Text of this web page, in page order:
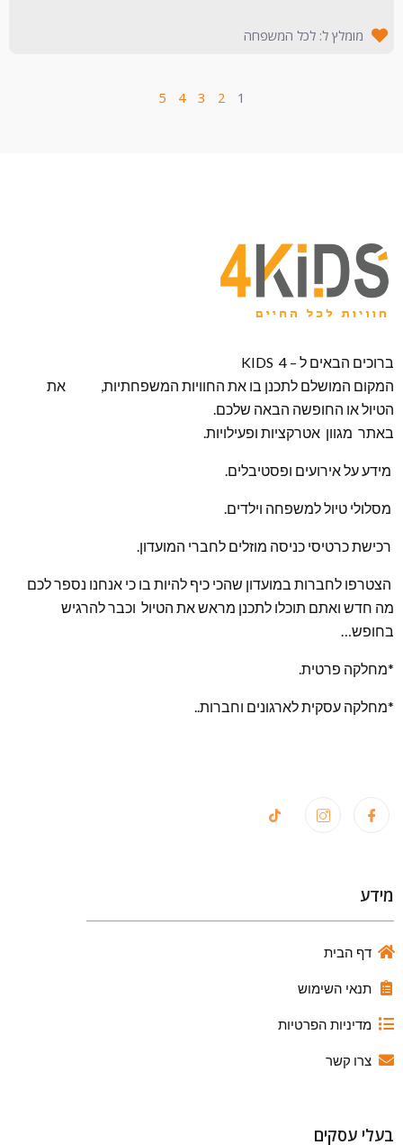
מומלץ ל: לכל המשפחה
1
2
3
4
5
ברוכים הבאים ל – KIDS 4
המקום המושלם לתכנן בו את החוויות המשפחתיות, את
הטיול או החופשה הבאה שלכם.
באתר מגוון אטרקציות ופעילויות.
מידע על אירועים ופסטיבלים.
מסלולי טיול למשפחה וילדים.
רכישת כרטיסי כניסה מוזלים לחברי המועדון.
הצטרפו לחברות במועדון שהכי כיף להיות בו כי אנחנו נספר לכם
מה חדש ואתם תוכלו לתכנן מראש את הטיול וכבר להרגיש
בחופש…
*מחלקה פרטית.
*מחלקה עסקית לארגונים וחברות..
מידע
דף הבית
תנאי השימוש
מדיניות הפרטיות
צרו קשר
בעלי עסקים